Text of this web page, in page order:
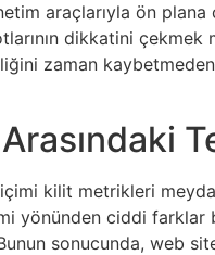
araçlarıyla ön
dikkatini çekmek
zaman
kilit metrikleri
yönünden ciddi farklar
sonucunda, web